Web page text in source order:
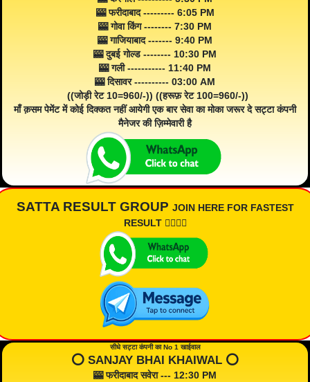
🎰 फरीदाबाद --------- 6:05 PM
🎰 गोवा किंग -------- 7:30 PM
🎰 गाजियाबाद ------- 9:40 PM
🎰 दुबई गोल्ड -------- 10:30 PM
🎰 गली ----------- 11:40 PM
🎰 दिसावर ---------- 03:00 AM
((जोड़ी रेट 10=960/-)) ((हरूफ़ रेट 100=960/-))
माँ क़सम पेमेंट में कोई दिक्कत नहीं आयेगी एक बार सेवा का मोका जरूर दे सट्टा कंपनी
मैनेजर की ज़िम्मेवारी है
SATTA RESULT GROUP JOIN HERE FOR FASTEST
RESULT 👇🏾👇🏾
सीधे सट्टा कंपनी का No 1 खाईवाल
⭕️ SANJAY BHAI KHAIWAL ⭕️
🎰 फरीदाबाद सवेरा --- 12:30 PM